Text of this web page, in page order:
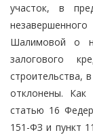
участок, в
Шалимовой о
залогового
строительства,
отклонены.
статью 16
151-ФЗ и пункт